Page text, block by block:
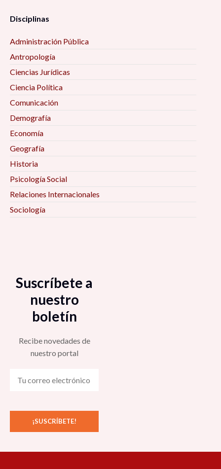
Disciplinas
Administración Pública
Antropología
Ciencias Jurídicas
Ciencia Política
Comunicación
Demografía
Economía
Geografía
Historia
Psicología Social
Relaciones Internacionales
Sociología
Suscríbete a
nuestro
boletín
Recibe novedades de
nuestro portal